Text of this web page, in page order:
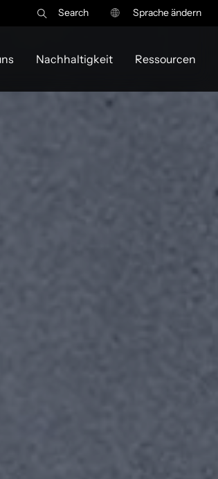
Search Sprache ändern
Nachhaltigkeit Ressourcen